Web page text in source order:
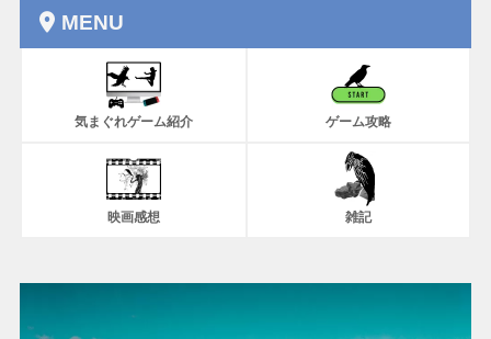
MENU
気まぐれゲーム紹介 ゲーム攻略
映画感想 雑記